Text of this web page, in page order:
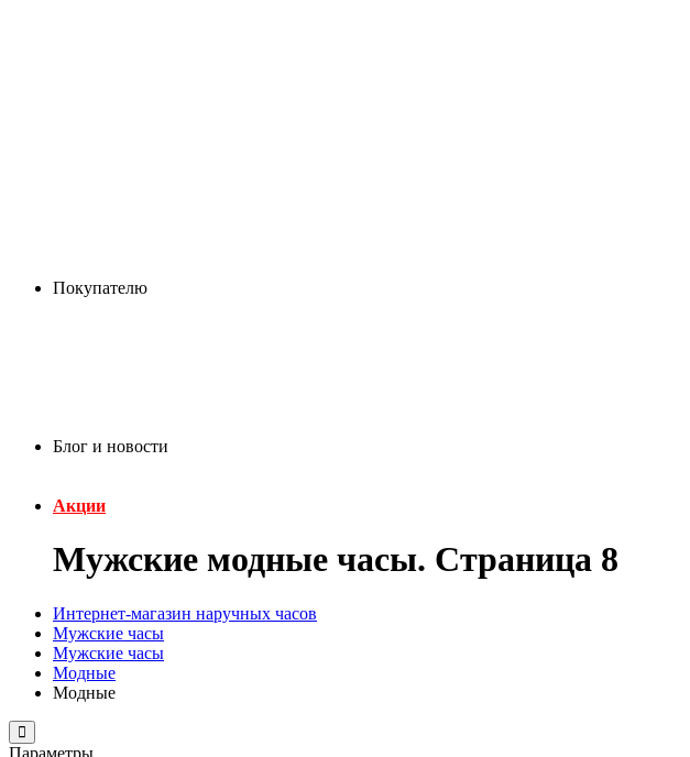
Покупателю
Блог и новости
Акции
Мужские модные часы. Cтраница 8
Интернет-магазин наручных часов
Мужские часы
Мужские часы
Модные
Модные
Параметры